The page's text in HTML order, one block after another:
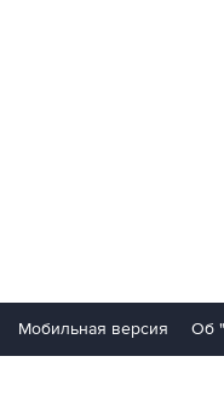
Мобильная версия Об